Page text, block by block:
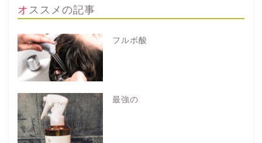
オススメの記事
フルボ酸
最強の